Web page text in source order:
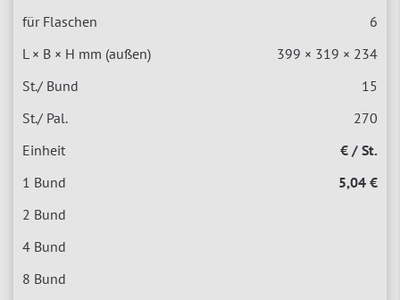
6
399 × 319 × 234
15
270
€ / St.
5,04 €